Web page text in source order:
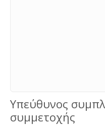
Υπεύθυνος
συμμετοχής